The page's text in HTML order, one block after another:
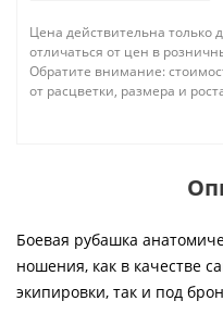
Цена действительна только
отличаться от цен в
Обратите внимание:
от расцветки, размера и
Боевая рубашка
ношения, как в качестве
экипировки, так и под